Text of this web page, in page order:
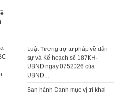
UBND ngày 0752026 của
UBND…
Ban hành Danh mục vị trí khai
thác quảng cáo trên địa bàn
thành phố Hà Nội